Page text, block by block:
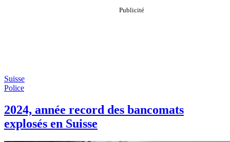
Suisse
Police
2024, année record des bancomats
explosés en Suisse